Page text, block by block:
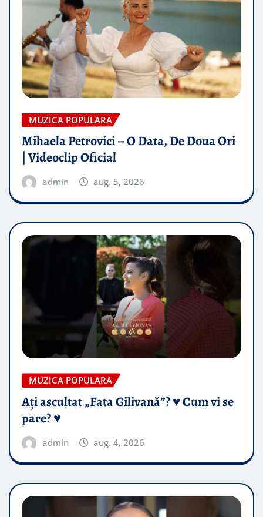
MUZICA POPULARA
Mihaela Petrovici – O Data, De Doua Ori
| Videoclip Oficial
admin aug. 5, 2026
MUZICA POPULARA
Ați ascultat „Fata Gilivană”? ♥️ Cum vi se
pare? ♥️
admin aug. 4, 2026